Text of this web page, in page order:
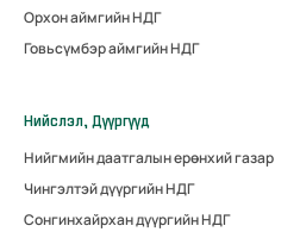
Орхон аймгийн НДГ
Говьсүмбэр аймгийн НДГ
Нийслэл, Дүүргүүд
Нийгмийн даатгалын ерөнхий газар
Чингэлтэй дүүргийн НДГ
Сонгинхайрхан дүүргийн НДГ